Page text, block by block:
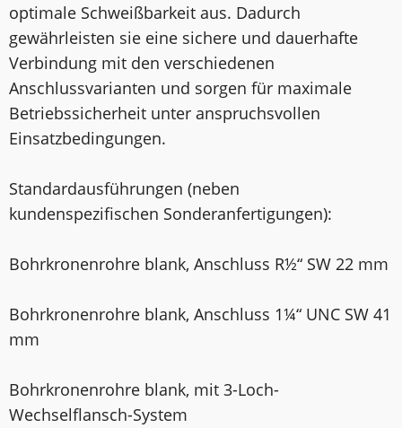
optimale Schweißbarkeit aus. Dadurch
gewährleisten sie eine sichere und dauerhafte
Verbindung mit den verschiedenen
Anschlussvarianten und sorgen für maximale
Betriebssicherheit unter anspruchsvollen
Einsatzbedingungen.
Standardausführungen (neben
kundenspezifischen Sonderanfertigungen):
Bohrkronenrohre blank, Anschluss R½“ SW 22 mm
Bohrkronenrohre blank, Anschluss 1¼“ UNC SW 41
mm
Bohrkronenrohre blank, mit 3-Loch-
Wechselflansch-System